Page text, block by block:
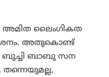
അമിത ലൈംഗികത
അതുകൊണ്ട്
ബുച്ചി ബാബു സന